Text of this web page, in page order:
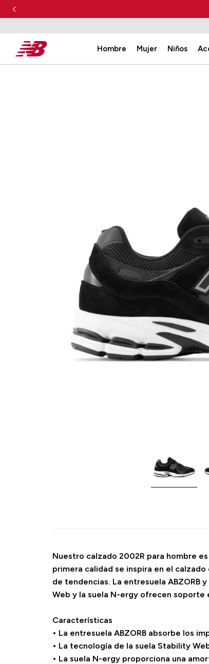
Hombre Mujer Niños
Nuestro calzado 2002R para hombre
primera calidad se inspira en el
de tendencias. La entresuela ABZORB
Web y la suela N-ergy ofrecen
Características
• La entresuela ABZORB absorbe los
• La tecnología de la suela Stability
• La suela N-ergy proporciona una